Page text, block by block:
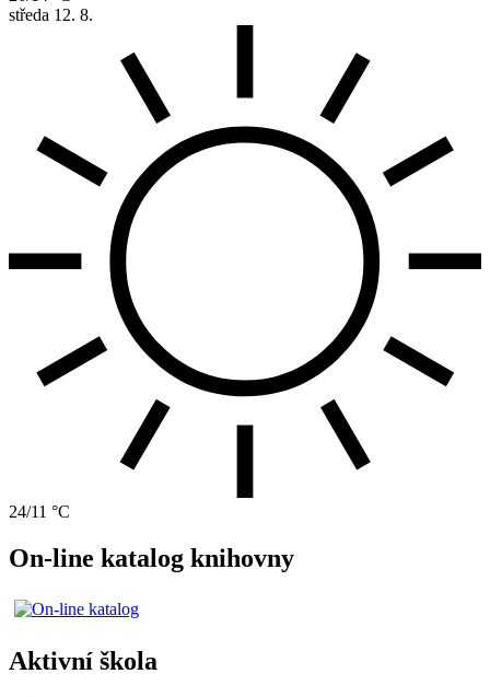
středa 12. 8.
24/11 °C
On-line katalog knihovny
Aktivní škola